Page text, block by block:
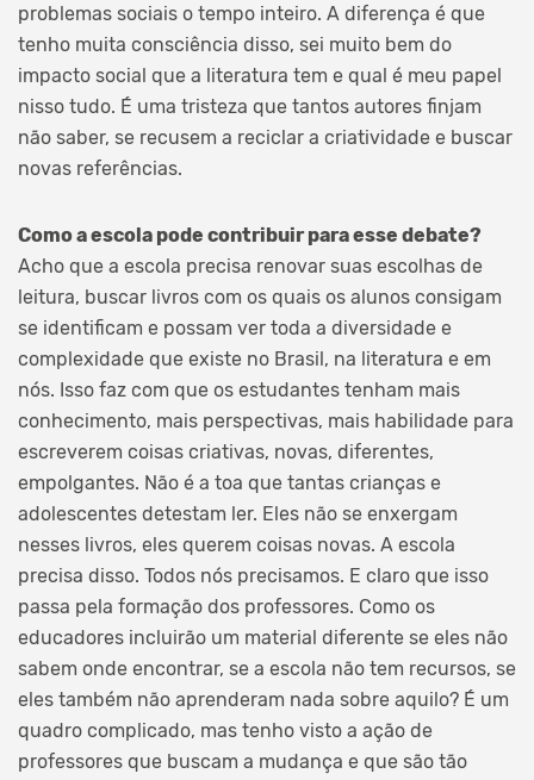
problemas sociais o tempo inteiro. A diferença é que
tenho muita consciência disso, sei muito bem do
impacto social que a literatura tem e qual é meu papel
nisso tudo. É uma tristeza que tantos autores finjam
não saber, se recusem a reciclar a criatividade e buscar
novas referências.
Como a escola pode contribuir para esse debate?
Acho que a escola precisa renovar suas escolhas de
leitura, buscar livros com os quais os alunos consigam
se identificam e possam ver toda a diversidade e
complexidade que existe no Brasil, na literatura e em
nós. Isso faz com que os estudantes tenham mais
conhecimento, mais perspectivas, mais habilidade para
escreverem coisas criativas, novas, diferentes,
empolgantes. Não é a toa que tantas crianças e
adolescentes detestam ler. Eles não se enxergam
nesses livros, eles querem coisas novas. A escola
precisa disso. Todos nós precisamos. E claro que isso
passa pela formação dos professores. Como os
educadores incluirão um material diferente se eles não
sabem onde encontrar, se a escola não tem recursos, se
eles também não aprenderam nada sobre aquilo? É um
quadro complicado, mas tenho visto a ação de
professores que buscam a mudança e que são tão